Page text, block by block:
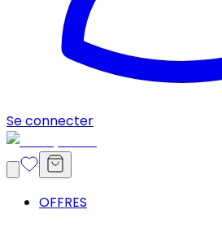
Se connecter
OFFRES